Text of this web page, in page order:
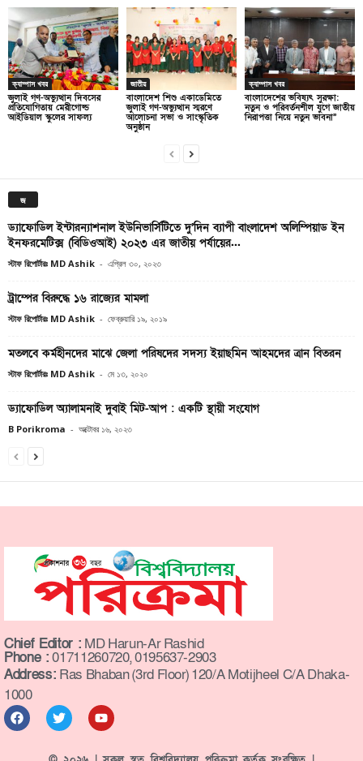
ক্যাম্পাস খবর
জুলাই গণ-অভ্যুত্থান দিবসের
প্রতিযোগিতায় মেরীগোল্ড
আইডিয়াল স্কুলের সাফল্য
জাতীয়
বাংলাদেশ শিশু একাডেমিতে
জুলাই গণ-অভ্যুত্থান স্মরণে
আলোচনা সভা ও সাংস্কৃতিক
অনুষ্ঠান
ক্যাম্পাস খবর
বাংলাদেশের ভবিষ্যৎ সুরক্ষা:
নতুন ও পরিবর্তনশীল যুগে জাতীয়
নিরাপত্তা নিয়ে নতুন ভাবনা”
জ
ড্যাফোডিল ইন্টারন্যাশনাল ইউনিভার্সিটিতে দু’দিন ব্যাপী বাংলাদেশ অলিম্পিয়াড ইন
ইনফরমেটিক্স (বিডিওআই) ২০২৩ এর জাতীয় পর্যায়ের...
স্টাফ রিপোর্টারঃ MD Ashik - এপ্রিল ৩০, ২০২৩
ট্রাম্পের বিরুদ্ধে ১৬ রাজ্যের মামলা
স্টাফ রিপোর্টারঃ MD Ashik - ফেব্রুয়ারি ১৯, ২০১৯
মতলবে কর্মহীনদের মাঝে জেলা পরিষদের সদস্য ইয়াছমিন আহমদের ত্রান বিতরন
স্টাফ রিপোর্টারঃ MD Ashik - মে ১৩, ২০২০
ড্যাফোডিল অ্যালামনাই দুবাই মিট-আপ : একটি স্থায়ী সংযোগ
B Porikroma - অক্টোবর ১৬, ২০২৩
Chief Editor : MD Harun-Ar Rashid
Phone :01711260720, 0195637-2903
Address: Ras Bhaban (3rd Floor) 120/A Motijheel C/A Dhaka-
1000